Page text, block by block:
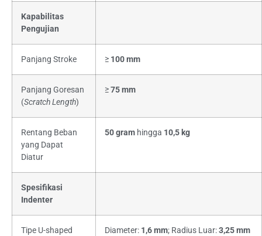
Kapabilitas
Pengujian
Panjang Stroke ≥ 100 mm
Panjang Goresan
(Scratch Length)
≥75 mm
Rentang Beban
yang Dapat
Diatur
50 gram hingga 10,5 kg
Spesifikasi
Indenter
Tipe U-shaped Diameter: 1,6 mm; Radius Luar:3,25 mm